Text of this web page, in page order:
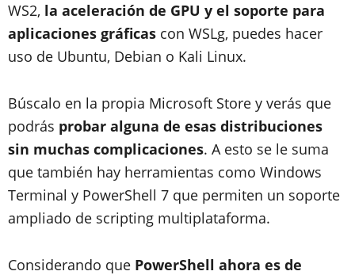
WS2, la aceleración de GPU y el soporte para
aplicaciones gráficas con WSLg, puedes hacer
uso de Ubuntu, Debian o Kali Linux.
Búscalo en la propia Microsoft Store y verás que
podrás probar alguna de esas distribuciones
sin muchas complicaciones. A esto se le suma
que también hay herramientas como Windows
Terminal y PowerShell 7 que permiten un soporte
ampliado de scripting multiplataforma.
Considerando que PowerShell ahora es de